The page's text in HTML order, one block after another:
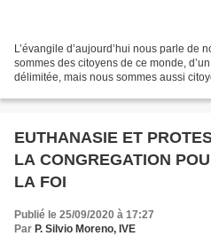
L’évangile d’aujourd’hui nous parle de
sommes des citoyens de ce monde,
délimitée, mais nous sommes aussi
EUTHANASIE ET
LA CONGREGATION
LA FOI
Publié le 25/09/2020 à 17:27
Par P. Silvio Moreno, IVE